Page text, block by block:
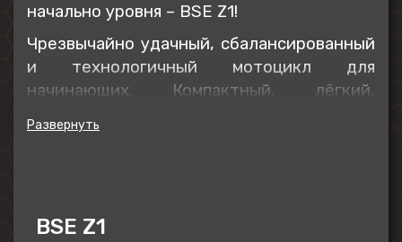
начально уровня – BSE Z1!
Чрезвычайно удачный, сбалансированный
и технологичный мотоцикл для
начинающих. Компактный, лёгкий,
мотоцикл с ярким дизайном.
Zongshen 150 куб см с вертикальным
BSE Z1